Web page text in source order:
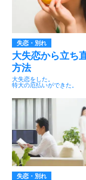
失恋・別れ
大失恋から立ち
方法
大失恋をした。
特大の厄払いができた。
失恋・別れ